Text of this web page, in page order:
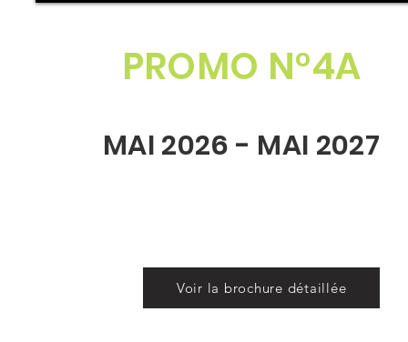
PROMO N°4A
MAI 2026 - MAI 2027
Voir la brochure détaillée